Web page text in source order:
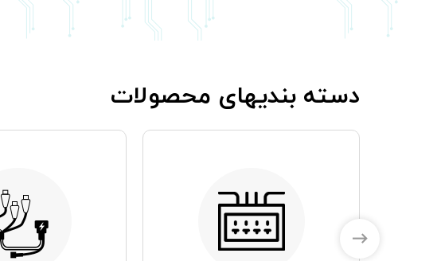
دسته بندیهای محصولات